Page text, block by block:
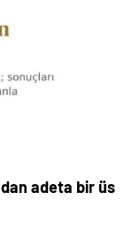
adeta bir üs